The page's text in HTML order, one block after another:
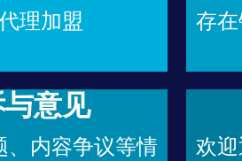
理加盟
存
意见
、内容争议等情
欢